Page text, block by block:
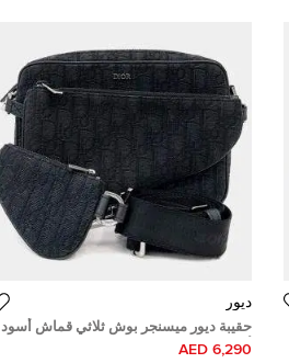
ديور
حقيبة ديور ميسنجر بوش ثلاثي قماش أسود
أوبليك
6,290 AED